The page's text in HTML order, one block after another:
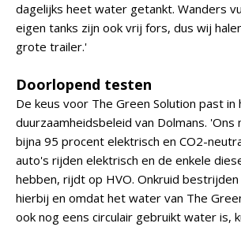
dagelijks heet water getankt. Wanders
eigen tanks zijn ook vrij fors, dus wij
grote trailer.'
Doorlopend testen
De keus voor The Green Solution past in
duurzaamheidsbeleid van Dolmans. 'Ons
bijna 95 procent elektrisch en CO2-
auto's rijden elektrisch en de enkele
hebben, rijdt op HVO. Onkruid
hierbij en omdat het water van The
ook nog eens circulair gebruikt water is,